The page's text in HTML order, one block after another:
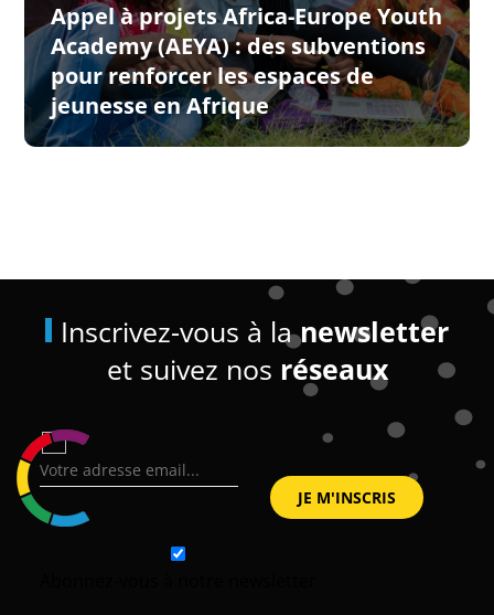
Appel à projets Africa-Europe Youth
Academy (AEYA) : des subventions
pour renforcer les espaces de
jeunesse en Afrique
Inscrivez-vous à lanewsletter
et suivez nos réseaux